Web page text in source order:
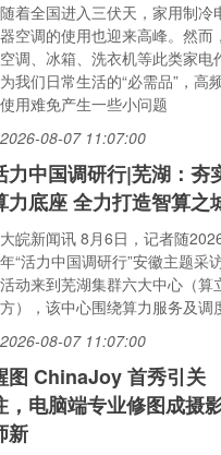
随着全国进入三伏天，家用制冷
器空调的使用也迎来高峰。然而，
空调、冰箱、洗衣机等此类家电
为我们日常生活的“必需品”，高
使用难免产生一些小问题
2026-08-07 11:07:00
力中国调研行|芜湖：夯
力底座 全力打造智算之
大皖新闻讯 8月6日，记者随
年“活力中国调研行”安徽主题采
活动来到芜湖集群六大中心（算
方），该中心围绕算力服务及调
2026-08-07 11:07:00
图 ChinaJoy 首秀引关
，电脑端专业修图成摄
新